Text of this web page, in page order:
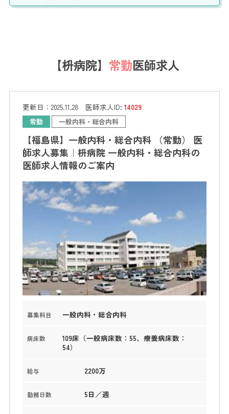
【枡病院】 常勤医師求人
更新日： 2025.11.28 医師求人ID:14029
常勤 一般内科・総合内科
【福島県】一般内科・総合内科 （常勤） 医
師求人募集｜枡病院 一般内科・総合内科の
医師求人情報のご案内
募集科目 一般内科・総合内科
病床数
109床（一般病床数：55、療養病床数：
54）
給与 2200万
勤務日数 5日／週